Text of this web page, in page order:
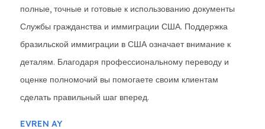
полные, точные и готовые к использованию документы
Службы гражданства и иммиграции США. Поддержка
бразильской иммиграции в США означает внимание к
деталям. Благодаря профессиональному переводу и
оценке полномочий вы помогаете своим клиентам
сделать правильный шаг вперед.
EVREN AY